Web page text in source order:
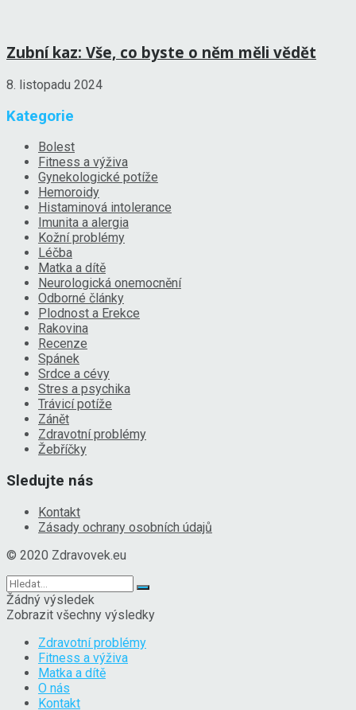
Zubní kaz: Vše, co byste o něm měli vědět
8. listopadu 2024
Kategorie
Bolest
Fitness a výživa
Gynekologické potíže
Hemoroidy
Histaminová intolerance
Imunita a alergia
Kožní problémy
Léčba
Matka a dítě
Neurologická onemocnění
Odborné články
Plodnost a Erekce
Rakovina
Recenze
Spánek
Srdce a cévy
Stres a psychika
Trávicí potíže
Zánět
Zdravotní problémy
Žebříčky
Sledujte nás
Kontakt
Zásady ochrany osobních údajů
© 2020 Zdravovek.eu
Žádný výsledek
Zobrazit všechny výsledky
Zdravotní problémy
Fitness a výživa
Matka a dítě
O nás
Kontakt